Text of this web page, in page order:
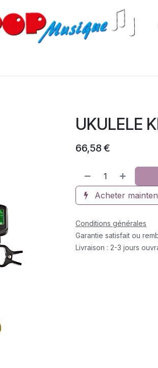
UKULELE
66,58€
Acheter
Conditions générales
Garantie satisfait ou
Livraison : 2-3 jours